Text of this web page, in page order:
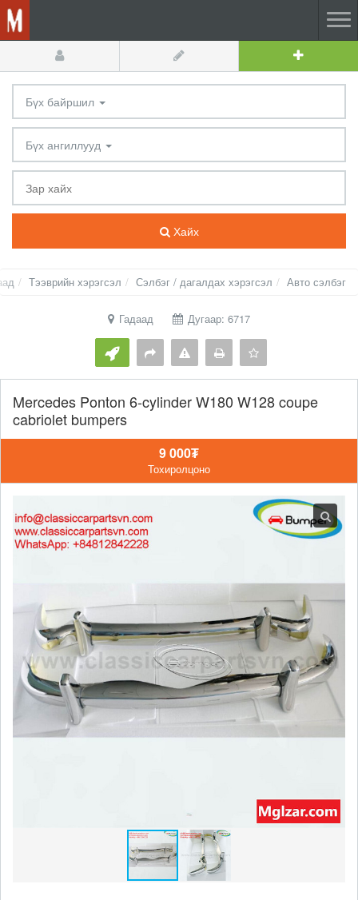
Бүх байршил
Бүх ангиллууд
Хайх
Тээврийн хэрэгсэл Сэлбэг / дагалдах хэрэгсэл Авто сэлбэг
Гадаад Дугаар: 6717
Mercedes Ponton 6-cylinder W180 W128 coupe
cabriolet bumpers
9 000₮
Тохиролцоно